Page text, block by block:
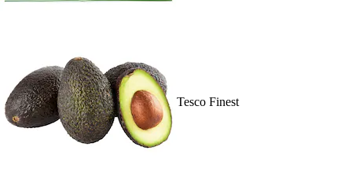
Tesco Finest